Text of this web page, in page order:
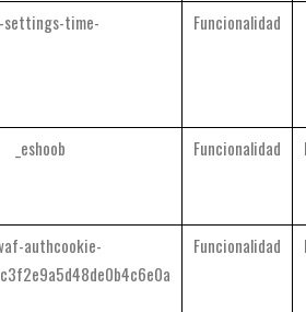
settings-time-
Funcionalidad
_eshoob Funcionalidad
authcookie-
Funcionalidad